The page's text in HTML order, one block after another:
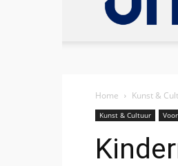
Waard
Home Kunst &
Kunst & Cultuur